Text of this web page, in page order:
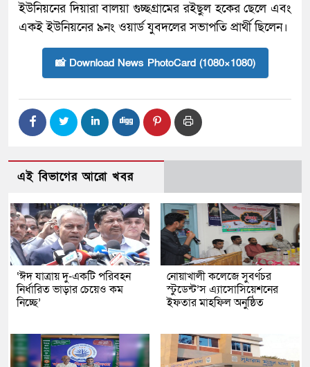
ইউনিয়নের দিয়ারা বালয়া গুচ্ছগ্রামের রইছুল হকের ছেলে এবং
একই ইউনিয়নের ৯নং ওয়ার্ড যুবদলের সভাপতি প্রার্থী ছিলেন।
📸 Download News PhotoCard (1080×1080)
এই বিভাগের আরো খবর
‘ঈদ যাত্রায় দু-একটি পরিবহন
নির্ধারিত ভাড়ার চেয়েও কম
নিচ্ছে’
নোয়াখালী কলেজে সুবর্ণচর
স্টুডেন্ট’স এ্যাসোসিয়েশনের
ইফতার মাহফিল অনুষ্ঠিত